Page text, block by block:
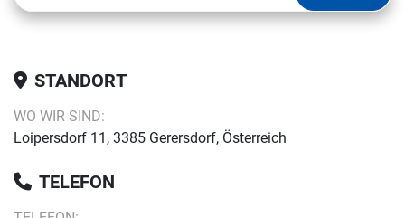
Synchronmotor, Simotics S,